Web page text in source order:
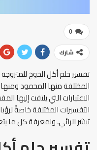
0
شارك
تفسير حلم أكل الخوخ
المختلفة منها المحمود
الاعتبارات التي يلتفت إليها
التفسيرات المختلفة خاصةً
تبشر الرائي، ولمعرفة كل ما